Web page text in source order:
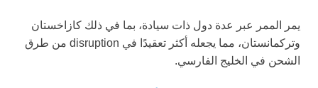
يمر الممر عبر عدة دول ذات سيادة، بما في ذلك كازاخستان
وتركمانستان، مما يجعله أكثر تعقيدًا في disruption من طرق
الشحن في الخليج الفارسي.